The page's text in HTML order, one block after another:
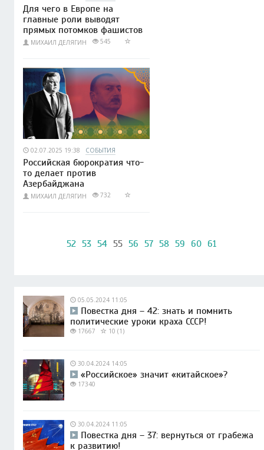
Для чего в Европе на
главные роли выводят
прямых потомков фашистов
МИХАИЛ ДЕЛЯГИН 545
02.07.2025 19:38 СОБЫТИЯ
Российская бюрократия что-
то делает против
Азербайджана
МИХАИЛ ДЕЛЯГИН 732
52 53 54 55 56 57 58 59 60 61
05.05.2024 11:05
Повестка дня – 42: знать и помнить
политические уроки краха СССР!
17667 10 (1)
30.04.2024 14:05
«Российское» значит «китайское»?
17340
30.04.2024 11:05
Повестка дня – 37: вернуться от грабежа
к развитию!